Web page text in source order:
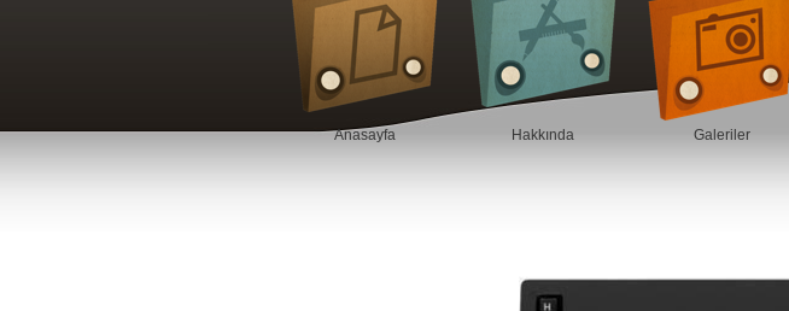
Anasayfa Hakkında Galeriler